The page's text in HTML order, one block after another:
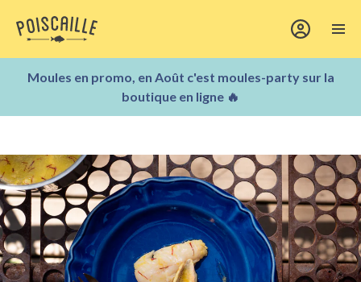
Moules en promo, en Août c'est moules-party sur la
boutique en ligne 🔥